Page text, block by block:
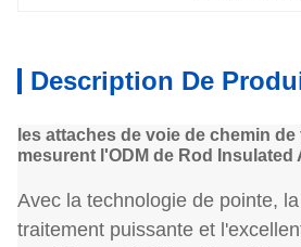
Description De
les attaches de voie de chemin de
mesurent l'ODM de Rod Insulated
Avec la technologie de pointe,
traitement puissante et